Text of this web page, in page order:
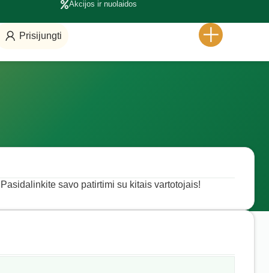
Akcijos ir nuolaidos
Prisijungti
savo patirtimi su kitais vartotojais!